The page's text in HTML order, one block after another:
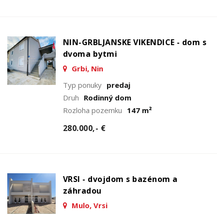
NIN-GRBLJANSKE VIKENDICE - dom s
dvoma bytmi
Grbi, Nin
Typ ponuky predaj
Druh Rodinný dom
Rozloha pozemku 147 m²
280.000,- €
VRSI - dvojdom s bazénom a
záhradou
Mulo, Vrsi